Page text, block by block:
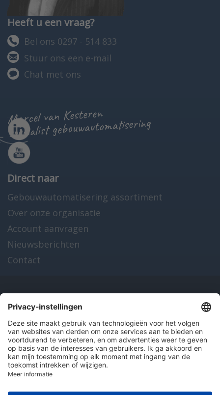
Heeft u een vraag?
Bel ons 0297 - 514 833
Stuur ons een e-mail
Chat met ons
Marcel van Kesteren
specialist gebouwautomatisering
Direct naar
Gebouwautomatisering assortiment
Over onze organisatie
Account aanvragen
Nieuwsberichten
Contact
Onze producten
en diensten
Over Hitma
Algemene voorwaarden Disclaimer
Colofon
© 2026 Hitma B.V.